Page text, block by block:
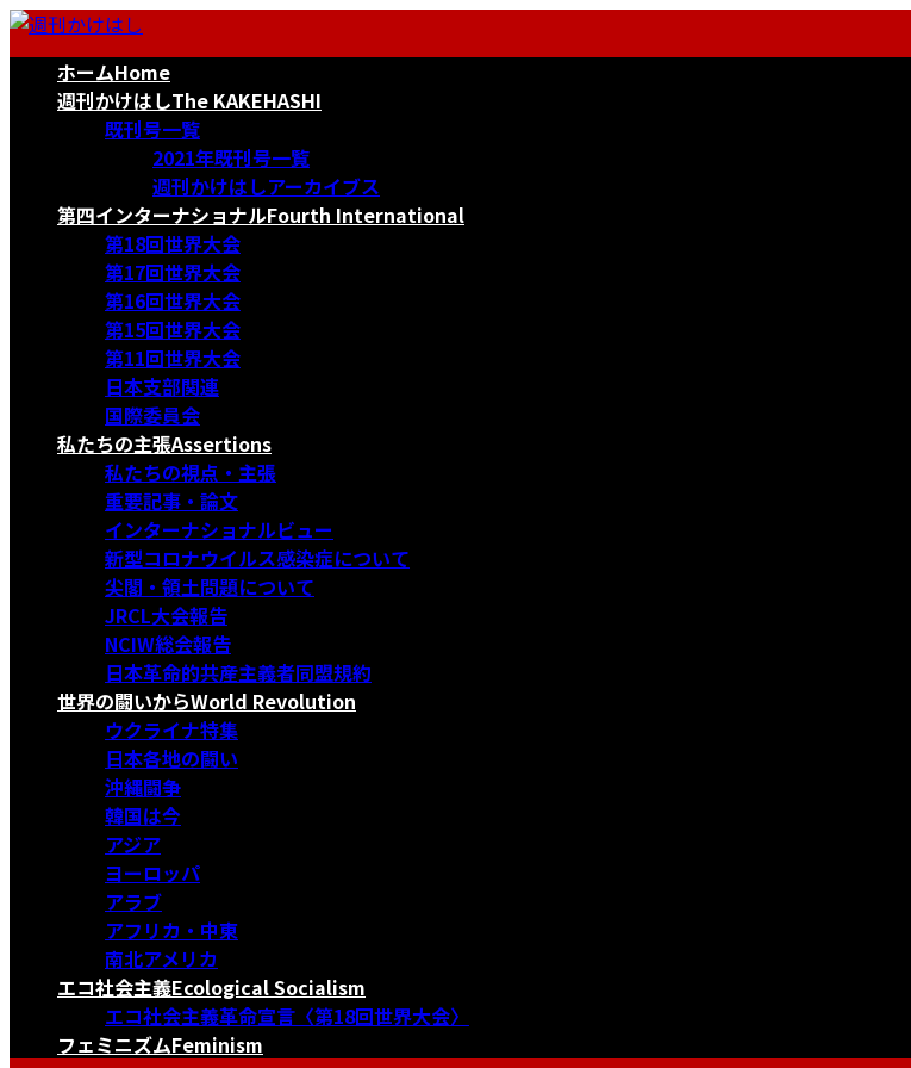
コ
ナ
ホームHome
週刊かけはしThe KAKEHASHI
既刊号一覧
2021年既刊号一覧
週刊かけはしアーカイブス
第四インターナショナルFourth International
第18回世界大会
第17回世界大会
第16回世界大会
第15回世界大会
第11回世界大会
日本支部関連
国際委員会
私たちの主張Assertions
私たちの視点・主張
重要記事・論文
インターナショナルビュー
新型コロナウイルス感染症について
尖閣・領土問題について
JRCL大会報告
NCIW総会報告
日本革命的共産主義者同盟規約
世界の闘いからWorld Revolution
ウクライナ特集
日本各地の闘い
沖縄闘争
韓国は今
アジア
ヨーロッパ
アラブ
アフリカ・中東
南北アメリカ
エコ社会主義Ecological Socialism
エコ社会主義革命宣言〈第18回世界大会〉
フェミニズムFeminism